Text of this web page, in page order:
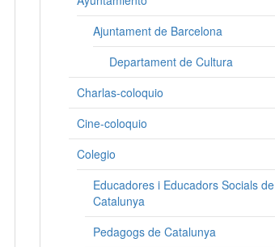
Ajuntament de Barcelona
Departament de Cultura
Charlas-coloquio
Cine-coloquio
Colegio
Educadores i Educadors Socials de
Catalunya
Pedagogs de Catalunya